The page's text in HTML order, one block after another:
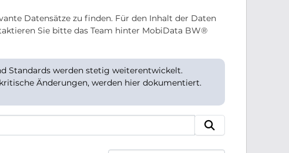
Datensätze zu finden. Für den Inhalt der Daten
Sie bitte das Team hinter MobiData BW®
Standards werden stetig weiterentwickelt.
Änderungen, werden hier dokumentiert.